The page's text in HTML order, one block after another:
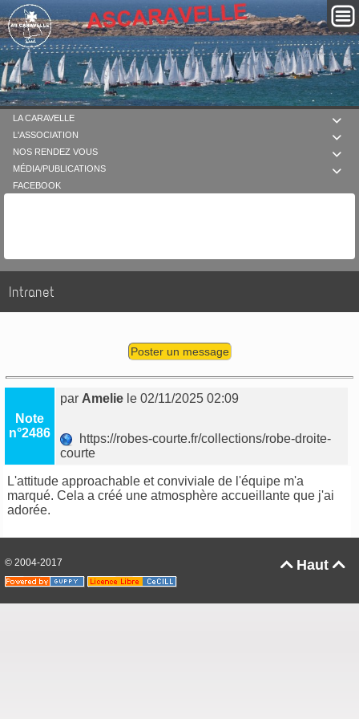

LA CARAVELLE

L'ASSOCIATION

NOS RENDEZ VOUS

MÉDIA/PUBLICATIONS
FACEBOOK
Intranet
Poster un message
Note
n°2486
par Amelie le 02/11/2025 02:09
https://robes-courte.fr/collections/robe-droite-
courte
L'attitude approachable et conviviale de l'équipe m'a
marqué. Cela a créé une atmosphère accueillante que j'ai
adorée.
Haut 
© 2004-2017